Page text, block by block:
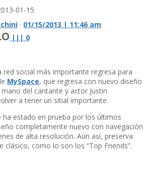
01-15
· 01/15/2013 | 11:46 am
| | | 0
red social más importante regresa para
MySpace, que regresa con nuevo diseño
del cantante y actor Justin
a tener un sitial importante.
ha estado en prueba por los últimos
completamente nuevo con navegación
de alta resolución. Aún así­, preserva
clásico, como lo son los “Top Friends”.